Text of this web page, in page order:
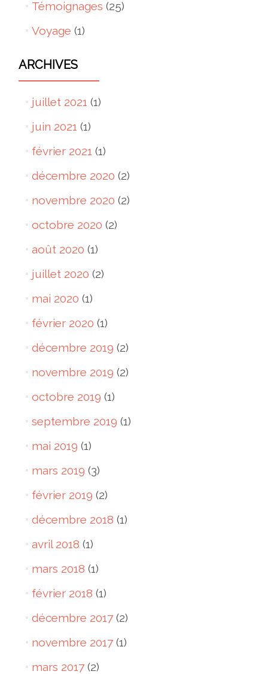
Témoignages (25)
Voyage (1)
ARCHIVES
juillet 2021 (1)
juin 2021 (1)
février 2021 (1)
décembre 2020 (2)
novembre 2020 (2)
octobre 2020 (2)
août 2020 (1)
juillet 2020 (2)
mai 2020 (1)
février 2020 (1)
décembre 2019 (2)
novembre 2019 (2)
octobre 2019 (1)
septembre 2019 (1)
mai 2019 (1)
mars 2019 (3)
février 2019 (2)
décembre 2018 (1)
avril 2018 (1)
mars 2018 (1)
février 2018 (1)
décembre 2017(2)
novembre 2017(1)
mars 2017(2)